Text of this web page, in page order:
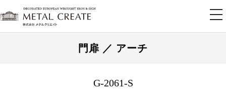
門扉 ／ アーチ
G-2061-S